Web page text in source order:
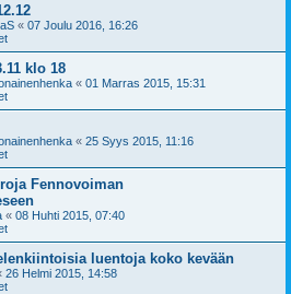
« 07 Joulu 2016, 16:26
klo 18
« 01 Marras 2015, 15:31
« 25 Syys 2015, 11:16
Fennovoiman
« 08 Huhti 2015, 07:40
luentoja koko kevään
26 Helmi 2015, 14:58